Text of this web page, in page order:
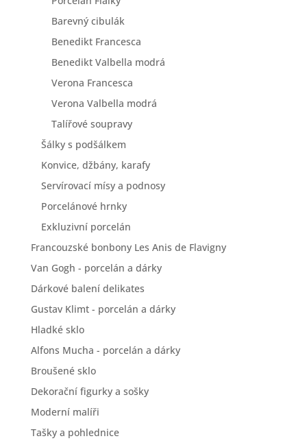
Barevný cibulák
Benedikt Francesca
Benedikt Valbella modrá
Verona Francesca
Verona Valbella modrá
Talířové soupravy
Šálky s podšálkem
Konvice, džbány, karafy
Servírovací mísy a podnosy
Porcelánové hrnky
Exkluzivní porcelán
Francouzské bonbony Les Anis de Flavigny
Van Gogh - porcelán a dárky
Dárkové balení delikates
Gustav Klimt - porcelán a dárky
Hladké sklo
Alfons Mucha - porcelán a dárky
Broušené sklo
Dekorační figurky a sošky
Moderní malíři
Tašky a pohlednice